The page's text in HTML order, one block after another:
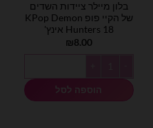
בלון מיילר ציידות השדים
של הקיי פופ KPop Demon
Hunters 18 אינץ'
₪8.00
הוספה לסל